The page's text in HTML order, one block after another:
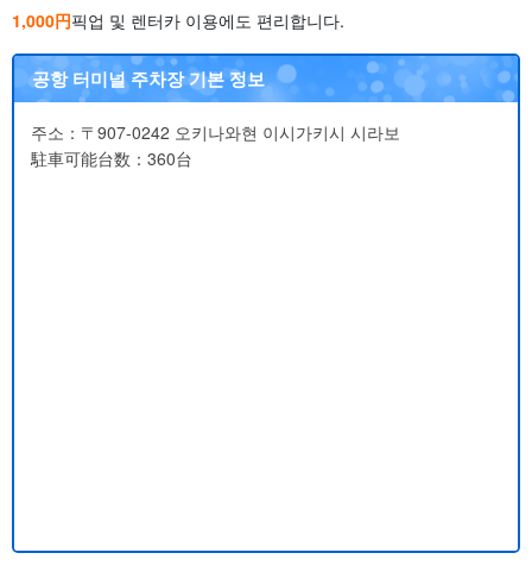
1,000円픽업 및 렌터카 이용에도 편리합니다.
공항 터미널 주차장 기본 정보
주소：〒907-0242 오키나와현 이시가키시 시라보
駐車可能台数：360台